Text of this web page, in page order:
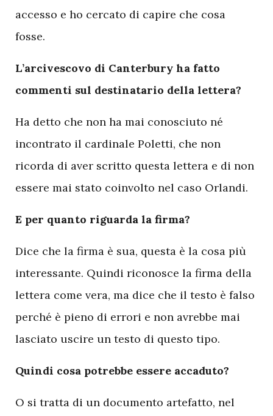
accesso e ho cercato di capire che cosa
fosse.
L’arcivescovo di Canterbury ha fatto
commenti sul destinatario della lettera?
Ha detto che non ha mai conosciuto né
incontrato il cardinale Poletti, che non
ricorda di aver scritto questa lettera e di non
essere mai stato coinvolto nel caso Orlandi.
E per quanto riguarda la firma?
Dice che la firma è sua, questa è la cosa più
interessante. Quindi riconosce la firma della
lettera come vera, ma dice che il testo è falso
perché è pieno di errori e non avrebbe mai
lasciato uscire un testo di questo tipo.
Quindi cosa potrebbe essere accaduto?
O si tratta di un documento artefatto, nel